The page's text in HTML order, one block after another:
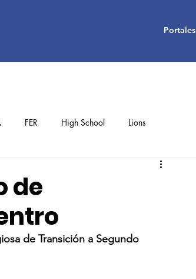
Portales
FER High School Lions
Student Achievements
de
de Transición a Segundo